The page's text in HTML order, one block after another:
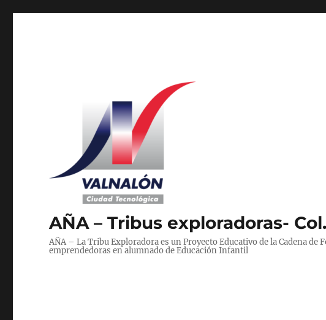
AÑA – Tribus exploradoras-
AÑA – La Tribu Exploradora es un Proyecto Educativo de la Cadena
emprendedoras en alumnado de Educación Infantil